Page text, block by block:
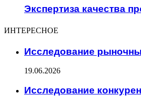
Экспертиза качества
ИНТЕРЕСНОЕ
Исследование
19.06.2026
Исследование